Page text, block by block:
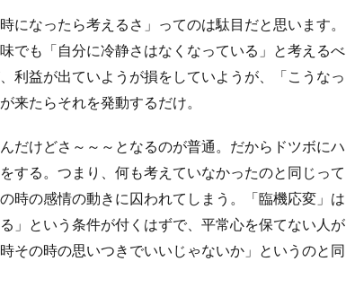
になったら考えるさ」ってのは駄目だと思います。
でも「自分に冷静さはなくなっている」と考えるべ
利益が出ていようが損をしていようが、「こうなっ
来たらそれを発動するだけ。
だけどさ～～～となるのが普通。だからドツボにハ
する。つまり、何も考えていなかったのと同じって
時の感情の動きに囚われてしまう。「臨機応変」は
」という条件が付くはずで、平常心を保てない人が
その時の思いつきでいいじゃないか」というのと同